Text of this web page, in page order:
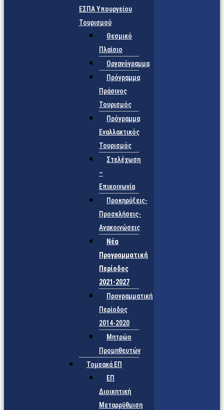
ΕΣΠΑ Υπουργείου
Τουρισμού
Θεσμικό
Πλαίσιο
Οργανόγραμμα
Πρόγραμμα
Πράσινος
Τουρισμός
Πρόγραμμα
Εναλλακτικός
Τουρισμός
Στελέχωση
–
Επικοινωνία
Προκηρύξεις-
Προσκλήσεις-
Ανακοινώσεις
Νέα
Προγραμματική
Περίοδος
2021-2027
Προγραμματική
Περίοδος
2014-2020
Μητρώο
Προμηθευτών
Τομεακά ΕΠ
ΕΠ
Διοικητική
Μεταρρύθμιση